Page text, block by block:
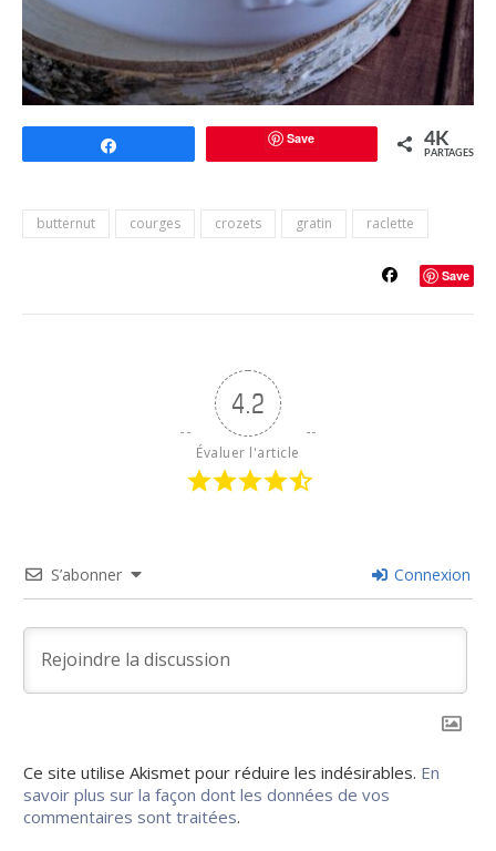
Save 4K
PARTAGES
butternut courges crozets gratin raclette
Save
4.2
Évaluer l'article
S’abonner Connexion
Ce site utilise Akismet pour réduire les indésirables. En
savoir plus sur la façon dont les données de vos
commentaires sont traitées.